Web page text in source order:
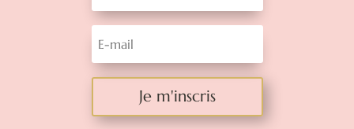
Je m'inscris